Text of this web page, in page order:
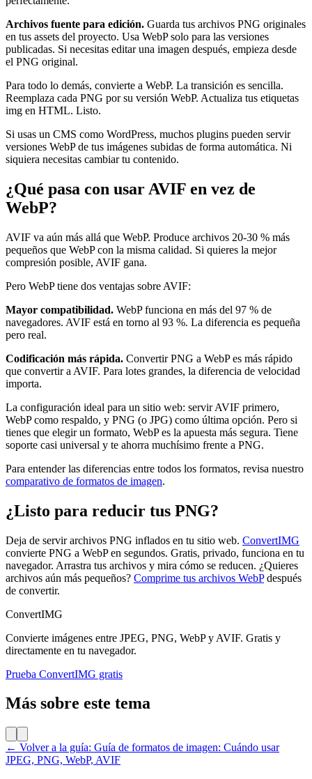
Archivos fuente para edición. Guarda tus archivos PNG originales
en tus assets del proyecto. Usa WebP solo para las versiones
publicadas. Si necesitas editar una imagen después, empieza desde
el PNG original.
Para todo lo demás, convierte a WebP. La transición es sencilla.
Reemplaza cada PNG por su versión WebP. Actualiza tus etiquetas
img en HTML. Listo.
Si usas un CMS como WordPress, muchos plugins pueden servir
versiones WebP de tus imágenes subidas de forma automática. Ni
siquiera necesitas cambiar tu contenido.
¿Qué pasa con usar AVIF en vez de
WebP?
AVIF va aún más allá que WebP. Produce archivos 20-30 % más
pequeños que WebP con la misma calidad. Si quieres la mejor
compresión posible, AVIF gana.
Pero WebP tiene dos ventajas sobre AVIF:
Mayor compatibilidad. WebP funciona en más del 97 % de
navegadores. AVIF está en torno al 93 %. La diferencia es pequeña
pero real.
Codificación más rápida. Convertir PNG a WebP es más rápido
que convertir a AVIF. Para lotes grandes, la diferencia de velocidad
importa.
La configuración ideal para un sitio web: servir AVIF primero,
WebP como respaldo, y PNG (o JPG) como última opción. Pero si
tienes que elegir un formato, WebP es la apuesta más segura. Tiene
soporte casi universal y te ahorra muchísimo frente a PNG.
Para entender las diferencias entre todos los formatos, revisa nuestro
comparativo de formatos de imagen.
¿Listo para reducir tus PNG?
Deja de servir archivos PNG inflados en tu sitio web. ConvertIMG
convierte PNG a WebP en segundos. Gratis, privado, funciona en tu
navegador. Arrastra tus archivos y mira cómo se reducen. ¿Quieres
archivos aún más pequeños? Comprime tus archivos WebPdespués
de convertir.
ConvertIMG
Convierte imágenes entre JPEG, PNG, WebP y AVIF. Gratis y
directamente en tu navegador.
Prueba ConvertIMG gratis
Más sobre este tema
← Volver a la guía: Guía de formatos de imagen: Cuándo usar
JPEG, PNG, WebP, AVIF